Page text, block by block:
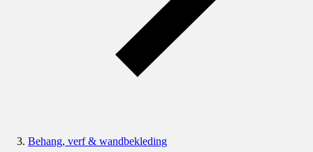
Behang, verf & wandbekleding